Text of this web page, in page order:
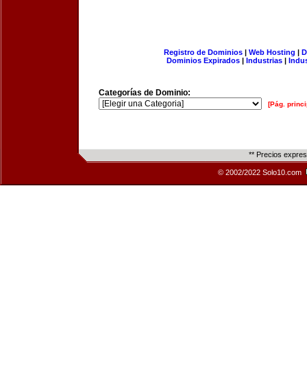
Registro de Dominios| Web Hosting |
Dominios Expirados | Industrias |
Categorías de Dominio:
[Pág.
** Precios
© 2002/2022 Solo10.com